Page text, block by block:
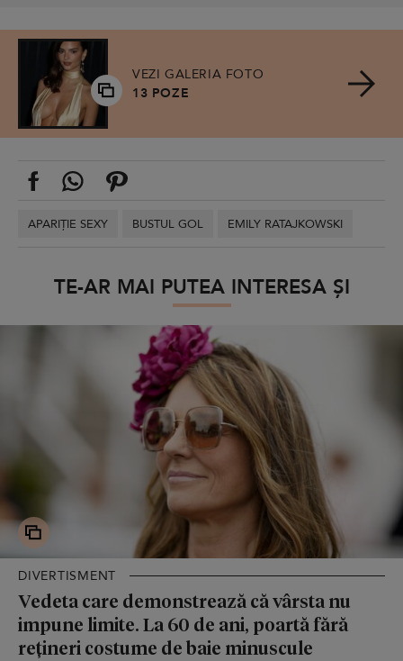
VEZI GALERIA FOTO
13 POZE
APARIȚIE SEXY BUSTUL GOL EMILY RATAJKOWSKI
TE-AR MAI PUTEA INTERESA ȘI
DIVERTISMENT
Vedeta care demonstrează că vârsta nu
impune limite. La 60 de ani, poartă fără
rețineri costume de baie minuscule